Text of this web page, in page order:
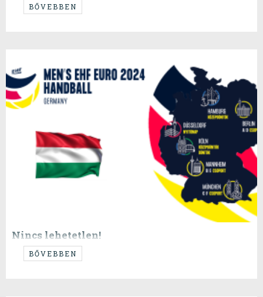
...ismét bármi lehet...
BŐVEBBEN
Nincs lehetetlen!
BŐVEBBEN